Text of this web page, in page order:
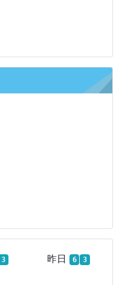
3 昨日 6 3